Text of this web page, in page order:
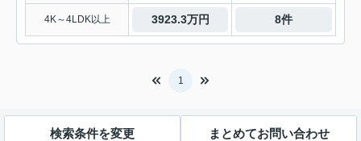
4K～4LDK以上 3923.3万円 8件
1
検索条件を変更 まとめてお問い合わせ